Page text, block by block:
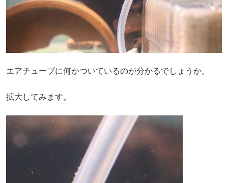
エアチューブに何かついているのが分かるでしょうか。
拡大してみます。